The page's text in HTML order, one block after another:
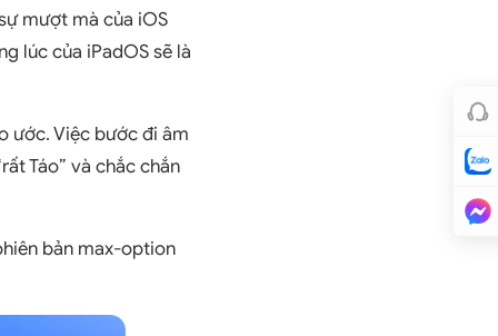
mượt mà của iOS
lúc của iPadOS sẽ là
ước. Việc bước đi âm
Táo” và chắc chắn
bản max-option